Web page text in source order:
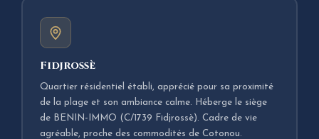
Fidjrossè
Quartier résidentiel établi, apprécié pour sa proximité
de la plage et son ambiance calme. Héberge le siège
de BENIN-IMMO (C/1739 Fidjrossè). Cadre de vie
agréable, proche des commodités de Cotonou.